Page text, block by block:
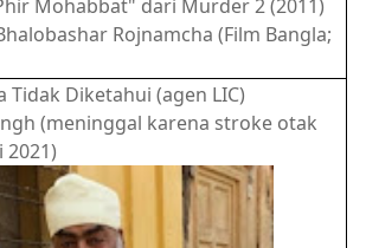
Mohabbat" dari Murder 2 (2011)
Rojnamcha (Film Bangla;
Tidak Diketahui (agen LIC)
(meninggal karena stroke otak
2021)